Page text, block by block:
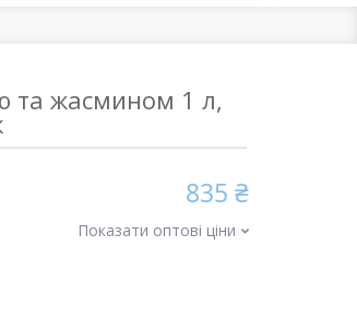
та жасмином 1 л,
835 ₴
Показати оптові ціни